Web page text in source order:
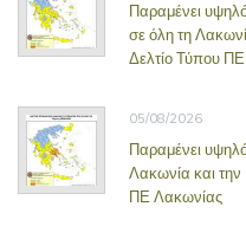
Παραμένει
σε όλη τη
Δελτίο Τύπου
05/08/2026
Παραμένει
Λακωνία και
ΠΕ Λακωνίας